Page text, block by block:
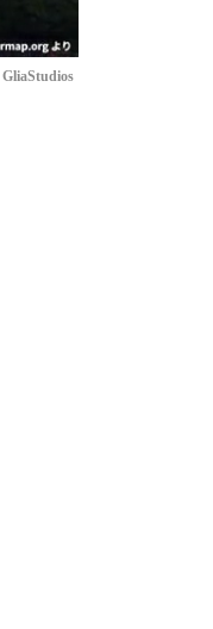
GliaStudios